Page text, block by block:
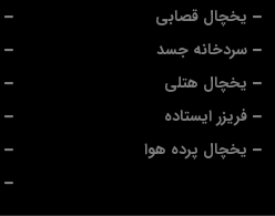
یخچال قصابی
سردخانه جسد
یخچال هتلی
فریزر ایستاده
یخچال پرده هوا